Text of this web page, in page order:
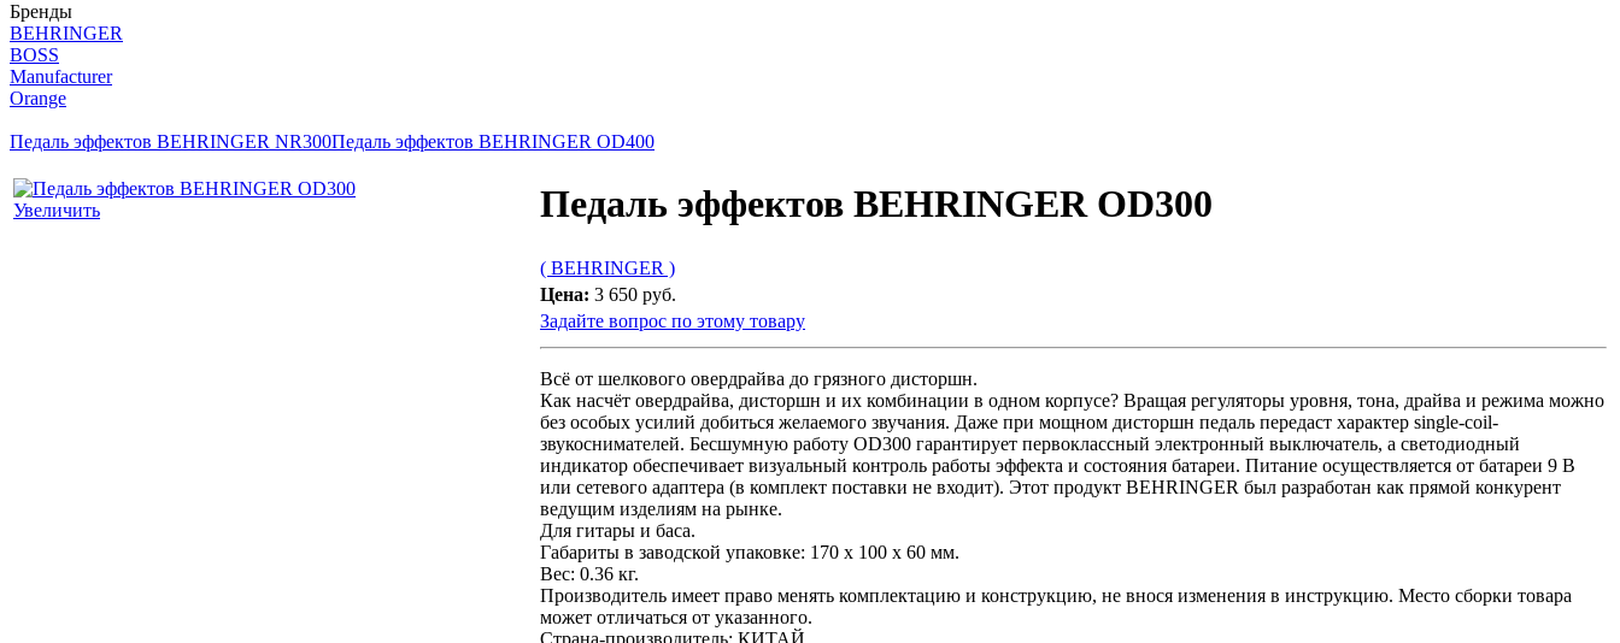
Бренды
BEHRINGER
BOSS
Manufacturer
Orange
Педаль эффектов BEHRINGER NR300Педаль эффектов BEHRINGER OD400
Увеличить Педаль эффектов BEHRINGER OD300
( BEHRINGER )
Цена: 3 650 руб.
Задайте вопрос по этому товару
Всё от шелкового овердрайва до грязного дисторшн.
Как насчёт овердрайва, дисторшн и их комбинации в одном корпусе? Вращая регуляторы уровня, тона, драйва и режима можно
без особых усилий добиться желаемого звучания. Даже при мощном дисторшн педаль передаст характер single-coil-
звукоснимателей. Бесшумную работу OD300 гарантирует первоклассный электронный выключатель, а светодиодный
индикатор обеспечивает визуальный контроль работы эффекта и состояния батареи. Питание осуществляется от батареи 9 В
или сетевого адаптера (в комплект поставки не входит). Этот продукт BEHRINGER был разработан как прямой конкурент
ведущим изделиям на рынке.
Для гитары и баса.
Габариты в заводской упаковке: 170 x 100 x 60 мм.
Вес: 0.36 кг.
Производитель имеет право менять комплектацию и конструкцию, не внося изменения в инструкцию. Место сборки товара
может отличаться от указанного.
Страна-производитель: КИТАЙ